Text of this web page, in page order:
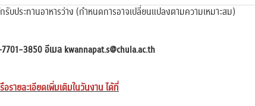
รับประทานอาหารว่าง (กำหนดการอาจเปลี่ยนแปลงตามความเหมาะสม)
3850 อีเมล kwannapat.s@chula.ac.th
รายละเอียดเพิ่มเติมในวันงาน ได้ที่